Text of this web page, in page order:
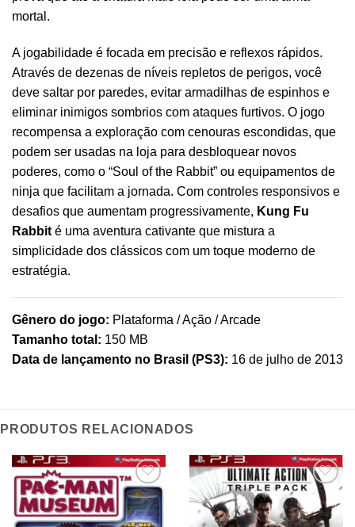
mortal.
A jogabilidade é focada em precisão e reflexos rápidos.
Através de dezenas de níveis repletos de perigos, você
deve saltar por paredes, evitar armadilhas de espinhos e
eliminar inimigos sombrios com ataques furtivos. O jogo
recompensa a exploração com cenouras escondidas, que
podem ser usadas na loja para desbloquear novos
poderes, como o “Soul of the Rabbit” ou equipamentos de
ninja que facilitam a jornada. Com controles responsivos e
desafios que aumentam progressivamente, Kung Fu
Rabbit é uma aventura cativante que mistura a
simplicidade dos clássicos com um toque moderno de
estratégia.
Gênero do jogo: Plataforma / Ação / Arcade
Tamanho total: 150 MB
Data de lançamento no Brasil (PS3): 16 de julho de 2013
PRODUTOS RELACIONADOS